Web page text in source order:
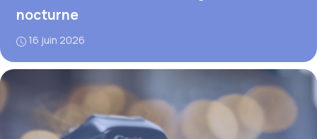
nocturne
16 juin 2026